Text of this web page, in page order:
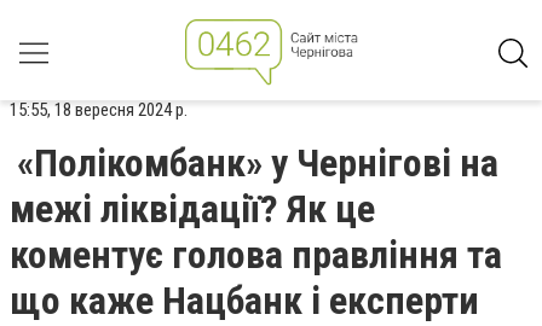
15:55, 18 вересня 2024 р.
«Полікомбанк» у Чернігові на
межі ліквідації? Як це
коментує голова правління та
що каже Нацбанк і експерти